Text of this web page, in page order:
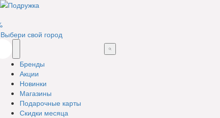
Выбери свой город
Бренды
Акции
Новинки
Магазины
Подарочные карты
Скидки месяца